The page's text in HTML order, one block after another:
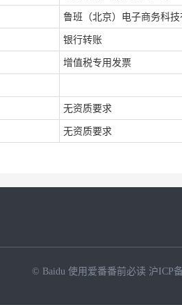
鲁班（北京）电子商务科
银行转账
增值税专用发票
无资质要求
无资质要求
© Baidu 使用爱番番前必读 沪ICP